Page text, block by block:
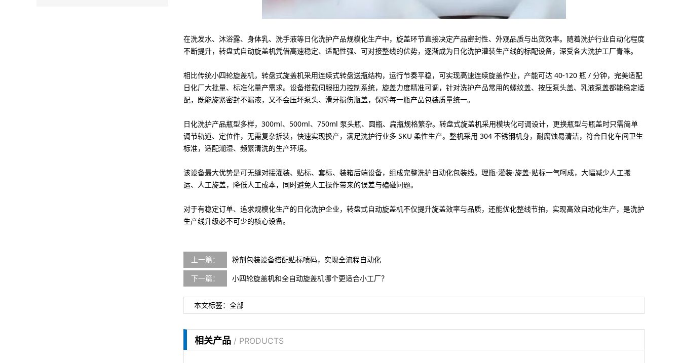
在洗发水、沐浴露、身体乳、洗手液等日化洗护产品规模化生产中，旋盖环节直接决定产品密封性、外观品质与出货效率。随着洗护行业自动化程度
不断提升， 转盘式自动旋盖机凭借高速稳定、适配性强、可对接整线的优势，逐渐成为日化洗护灌装生产线的标配设备，深受各大洗护工厂青睐。
相比传统小四轮旋盖机，转盘式旋盖机采用连续式转盘送瓶结构，运行节奏平稳，可实现高速连续旋盖作业，产能可达 40‑120 瓶 / 分钟，完美适配
日化厂大批量、标准化量产需求。设备搭载伺服扭力控制系统，旋盖力度精准可调，针对洗护产品常用的螺纹盖、按压泵头盖、乳液泵盖都能稳定适
配，既能旋紧密封不漏液，又不会压坏泵头、滑牙损伤瓶盖，保障每一瓶产品包装质量统一。
日化洗护产品瓶型多样，300ml、500ml、750ml 泵头瓶、圆瓶、扁瓶规格繁杂。转盘式旋盖机采用模块化可调设计，更换瓶型与瓶盖时只需简单
调节轨道、定位件，无需复杂拆装，快速实现换产，满足洗护行业多 SKU 柔性生产。整机采用 304 不锈钢机身，耐腐蚀易清洁，符合日化车间卫生
标准，适配潮湿、频繁清洗的生产环境。
该设备最大优势是可无缝对接灌装、贴标、套标、装箱后端设备，组成完整洗护自动化包装线。理瓶‑灌装‑旋盖‑贴标一气呵成，大幅减少人工搬
运、人工旋盖，降低人工成本，同时避免人工操作带来的误差与磕碰问题。
对于有稳定订单、追求规模化生产的日化洗护企业，转盘式自动旋盖机不仅提升旋盖效率与品质，还能优化整线节拍，实现高效自动化生产，是洗护
生产线升级必不可少的核心设备。
上一篇： 粉剂包装设备搭配贴标喷码，实现全流程自动化
下一篇： 小四轮旋盖机和全自动旋盖机哪个更适合小工厂？
本文标签： 全部
相关产品 / PRODUCTS